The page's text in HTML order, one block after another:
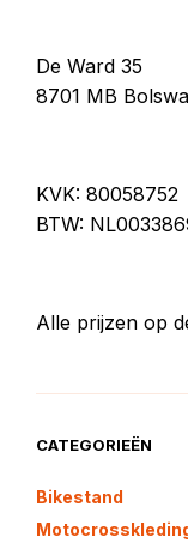
De Ward 35
8701 MB
KVK: 80058752
BTW:
Alle prijzen op
CATEGORIEËN
Bikestand